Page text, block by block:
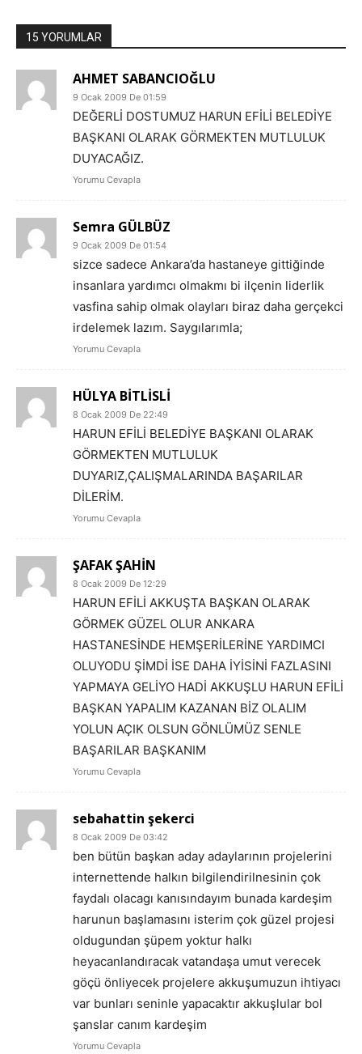
15 YORUMLAR
AHMET SABANCIOĞLU
9 Ocak 2009 De 01:59
DEĞERLİ DOSTUMUZ HARUN EFİLİ BELEDİYE
BAŞKANI OLARAK GÖRMEKTEN MUTLULUK
DUYACAĞIZ.
Yorumu Cevapla
Semra GÜLBÜZ
9 Ocak 2009 De 01:54
sizce sadece Ankara’da hastaneye gittiğinde
insanlara yardımcı olmakmı bi ilçenin liderlik
vasfina sahip olmak olayları biraz daha gerçekci
irdelemek lazım. Saygılarımla;
Yorumu Cevapla
HÜLYA BİTLİSLİ
8 Ocak 2009 De 22:49
HARUN EFİLİ BELEDİYE BAŞKANI OLARAK
GÖRMEKTEN MUTLULUK
DUYARIZ,ÇALIŞMALARINDA BAŞARILAR
DİLERİM.
Yorumu Cevapla
ŞAFAK ŞAHİN
8 Ocak 2009 De 12:29
HARUN EFİLİ AKKUŞTA BAŞKAN OLARAK
GÖRMEK GÜZEL OLUR ANKARA
HASTANESİNDE HEMŞERİLERİNE YARDIMCI
OLUYODU ŞİMDİ İSE DAHA İYİSİNİ FAZLASINI
YAPMAYA GELİYO HADİ AKKUŞLU HARUN EFİLİ
BAŞKAN YAPALIM KAZANAN BİZ OLALIM
YOLUN AÇIK OLSUN GÖNLÜMÜZ SENLE
BAŞARILAR BAŞKANIM
Yorumu Cevapla
sebahattin şekerci
8 Ocak 2009 De 03:42
ben bütün başkan aday adaylarının projelerini
internettende halkın bilgilendirilnesinin çok
faydalı olacagı kanısındayım bunada kardeşim
harunun başlamasını isterim çok güzel projesi
oldugundan şüpem yoktur halkı
heyacanlandıracak vatandaşa umut verecek
göçü önliyecek projelere akkuşumuzun ihtiyacı
var bunları seninle yapacaktır akkuşlular bol
şanslar canım kardeşim
Yorumu Cevapla